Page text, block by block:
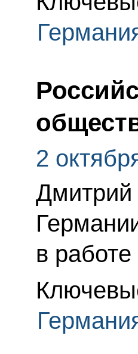
2
в